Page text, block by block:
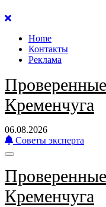
Перейти
содержанию
Home
Контакты
Реклама
Кременчуга
06.08.2026
Советы эксперта
Кременчуга